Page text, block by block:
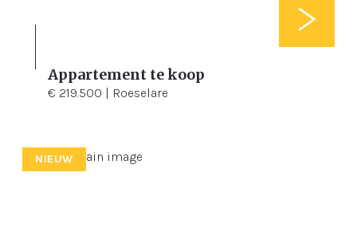
2 95 m²
Appartement te koop
€ 219.500 | Roeselare
NIEUW